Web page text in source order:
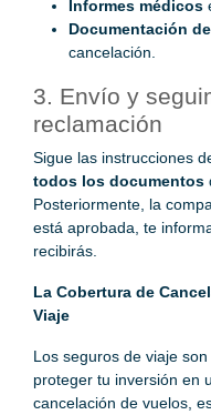
Informes médicos
Documentación
cancelación.
3. Envío y
reclamación
Sigue las instrucciones
todos los documentos
Posteriormente, la
está aprobada, te
recibirás.
La Cobertura de
Viaje
Los seguros de viaje
proteger tu inversión en
cancelación de vuelos,